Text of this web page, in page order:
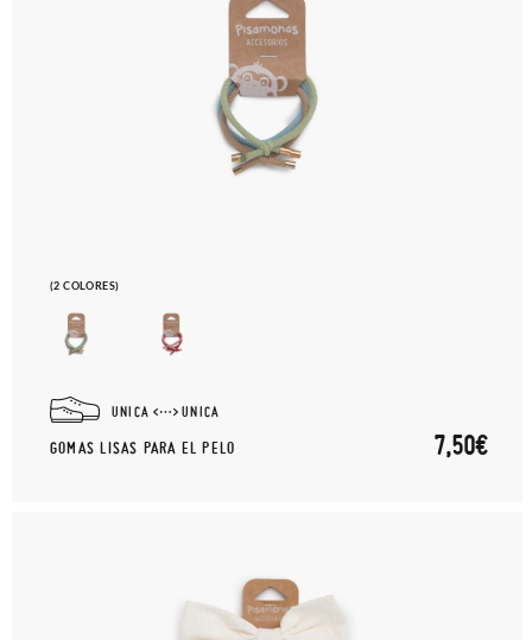
(2 COLORES)
UNICA UNICA
GOMAS LISAS PARA EL PELO 7,50€